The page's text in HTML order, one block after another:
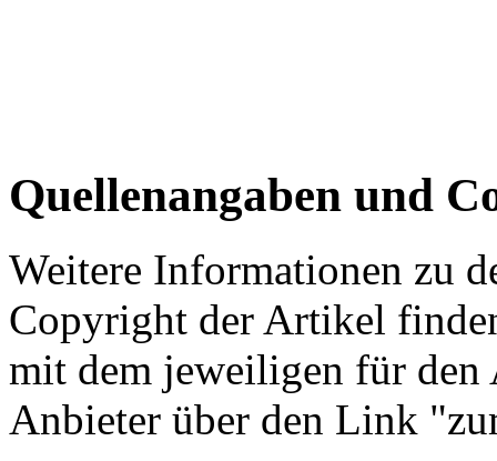
Quellenangaben und
Weitere Informationen zu
Copyright der Artikel
mit dem jeweiligen für
Anbieter über den Link